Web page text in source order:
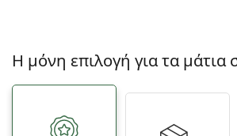
Η μόνη επιλογή για τα μάτια